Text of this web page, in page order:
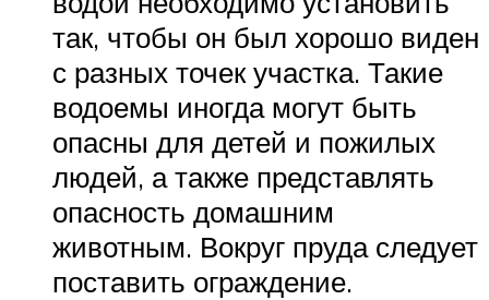
так, чтобы он был хорошо виден
с разных точек участка. Такие
водоемы иногда могут быть
опасны для детей и пожилых
людей, а также представлять
опасность домашним
животным. Вокруг пруда следует
поставить ограждение.